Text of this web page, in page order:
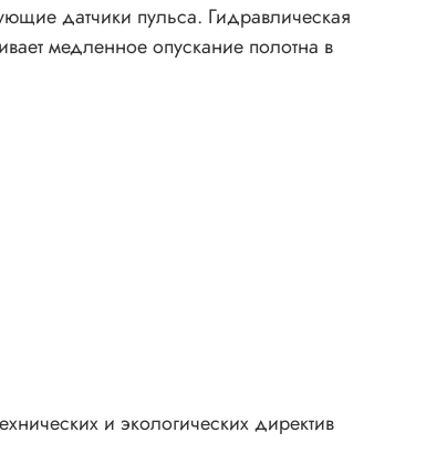
датчики пульса. Гидравлическая
медленное опускание полотна в
и экологических директив